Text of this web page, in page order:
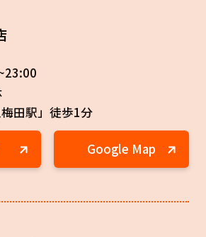
田駅」徒歩1分
Google Map